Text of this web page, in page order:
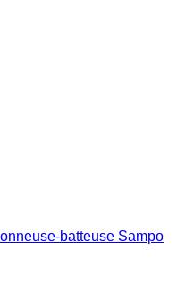
batteuse Sampo